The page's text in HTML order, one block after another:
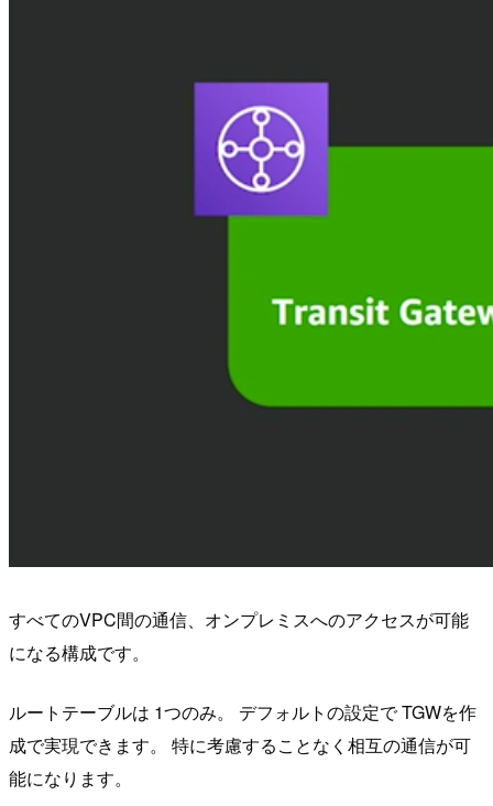
すべてのVPC間の通信、オンプレミスへのアクセスが可能
になる構成です。
ルートテーブルは 1つのみ。 デフォルトの設定で TGWを作
成で実現できます。 特に考慮することなく相互の通信が可
能になります。